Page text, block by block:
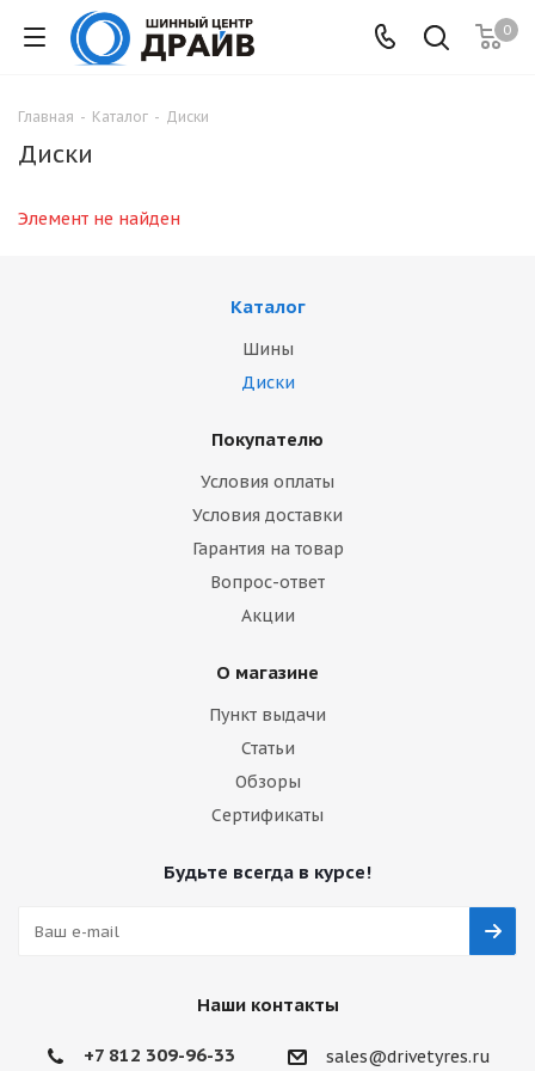
0
Главная - Каталог - Диски
Диски
Элемент не найден
Каталог
Шины
Диски
Покупателю
Условия оплаты
Условия доставки
Гарантия на товар
Вопрос-ответ
Акции
О магазине
Пункт выдачи
Статьи
Обзоры
Сертификаты
Будьте всегда в курсе!
Наши контакты
+7 812 309-96-33 sales@drivetyres.ru